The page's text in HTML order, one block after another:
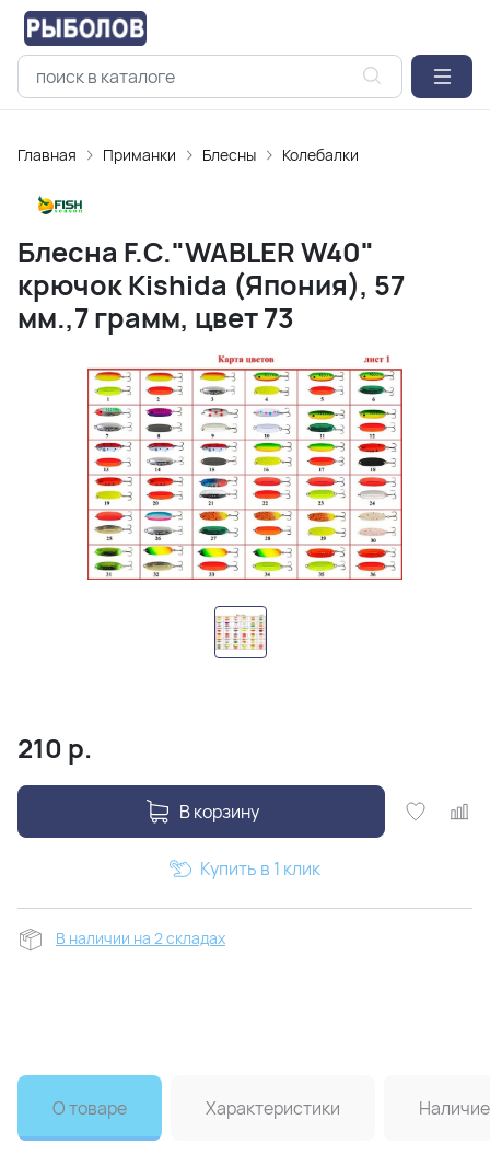
Главная Приманки Блесны Колебалки
Блесна F.C."WABLER W40"
крючок Kishida (Япония), 57
мм.,7 грамм, цвет 73
210 р.
В корзину
Купить в 1 клик
В наличии на 2 складах
О товаре Характеристики Наличие